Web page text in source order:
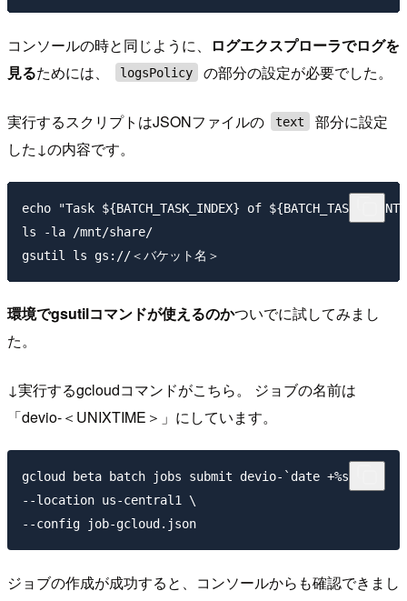
コンソールの時と同じように、
ログエクスプローラでログを
見るためには、 logsPolicy の部分の設定が必要でした。
実行するスクリプトはJSONファイルの text
部分に設定
した↓の内容です。
echo "Task ${BATCH_TASK_INDEX} of
ls -la /mnt/share/
環境でgsutilコマンドが使えるのかついでに試してみまし
た。
↓実行するgcloudコマンドがこちら。 ジョブの名前は
「devio-＜UNIXTIME＞」にしています。
gcloud beta batch jobs submit devio-`date +%s` \
--location us-central1 \
ジョブの作成が成功すると、コンソールからも確認できまし